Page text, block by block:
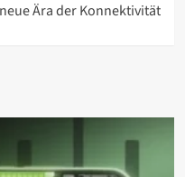
Ära der Konnektivität